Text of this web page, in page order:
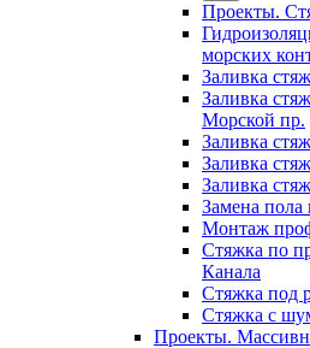
Проекты.
морских
Заливка
Заливка
Морской пр.
Заливка
Заливка
Заливка
Замена пола
Монтаж
Стяжка по
Канала
Стяжка под
Стяжка с
Проекты.